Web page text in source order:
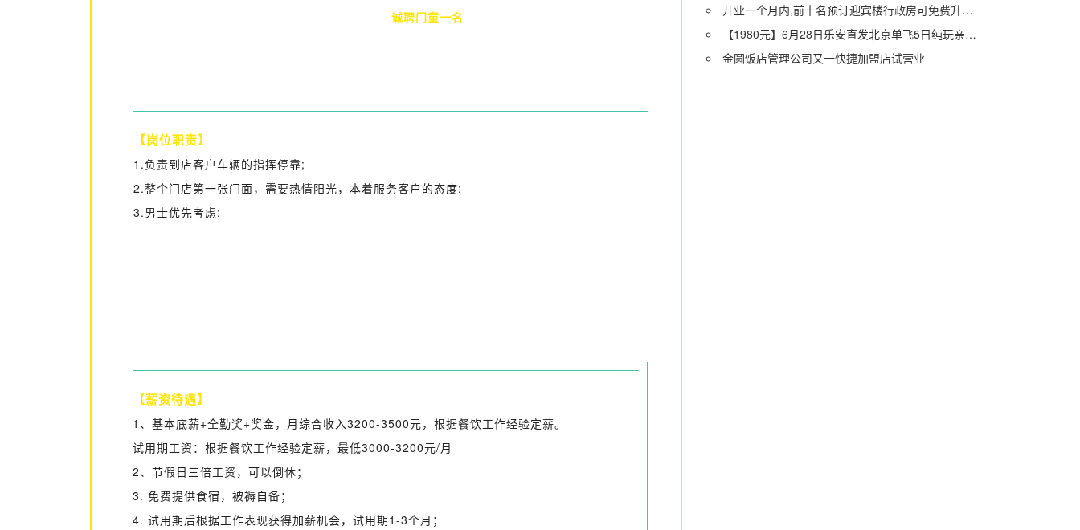
诚聘门童一名
【岗位职责】
1.负责到店客户车辆的指挥停靠;
2.整个门店第一张门面，需要热情阳光，本着服务客户的态度;
3.男士优先考虑;
【薪资待遇】
1、基本底薪+全勤奖+奖金，月综合收入3200-3500元，根据餐饮工作经验定薪。
试用期工资：根据餐饮工作经验定薪，最低3000-3200元/月
2、节假日三倍工资，可以倒休；
3. 免费提供食宿，被褥自备；
4. 试用期后根据工作表现获得加薪机会，试用期1-3个月；
开业一个月内,前十名预订迎宾楼行政房可免费升级为贵宾楼园景房.
【1980元】6月28日乐安直发北京单飞5日纯玩亲子游
金圆饭店管理公司又一快捷加盟店试营业